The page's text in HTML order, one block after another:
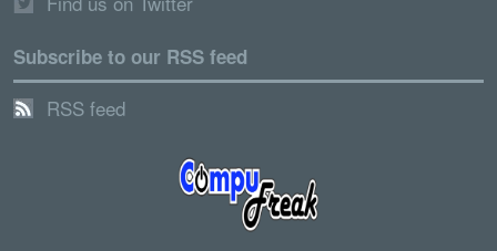
Subscribe to our RSS feed
RSS feed